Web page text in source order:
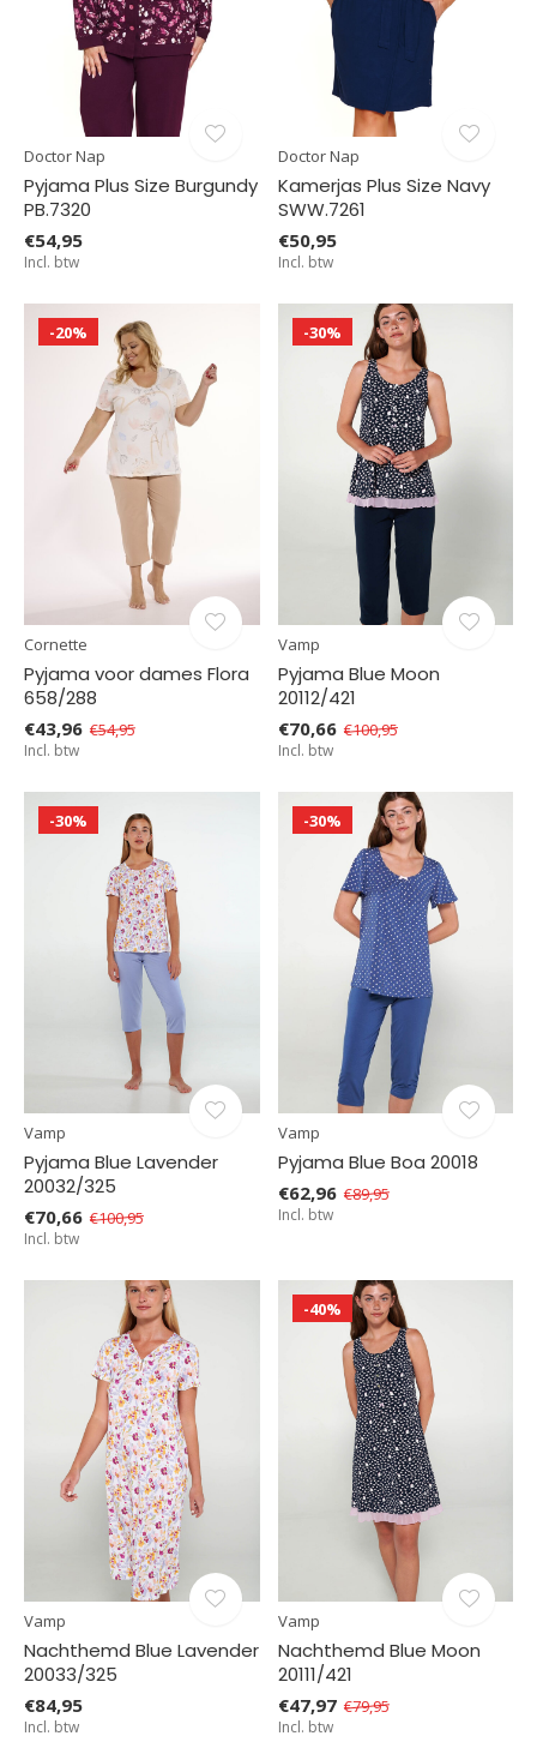
Doctor Nap
Pyjama Plus Size Burgundy
PB.7320
€54,95
Incl. btw
Doctor Nap
Kamerjas Plus Size Navy
SWW.7261
€50,95
Incl. btw
-20%
Cornette
Pyjama voor dames Flora
658/288
€43,96 €54,95
Incl. btw
-30%
Vamp
Pyjama Blue Moon
20112/421
€70,66 €100,95
Incl. btw
-30%
Vamp
Pyjama Blue Lavender
20032/325
€70,66 €100,95
Incl. btw
-30%
Vamp
Pyjama Blue Boa 20018
€62,96 €89,95
Incl. btw
Vamp
Nachthemd Blue Lavender
20033/325
€84,95
Incl. btw
-40%
Vamp
Nachthemd Blue Moon
20111/421
€47,97 €79,95
Incl. btw